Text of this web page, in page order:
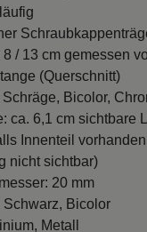
/ 13 cm gemessen
(Querschnitt)
Schräge, Bicolor,
ca. 6,1 cm sichtbare
Innenteil
nicht sichtbar)
20 mm
Schwarz, Bicolor
Metall